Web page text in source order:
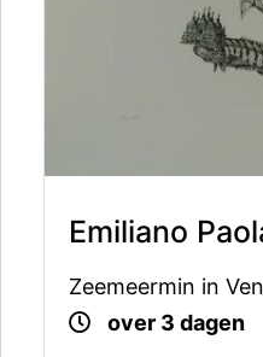
Emiliano
Zeemeermin in
over 3 dagen